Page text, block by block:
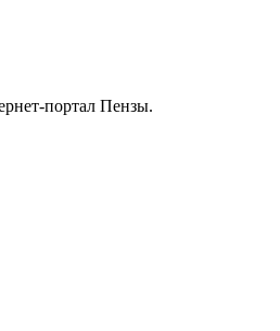
портал Пензы.